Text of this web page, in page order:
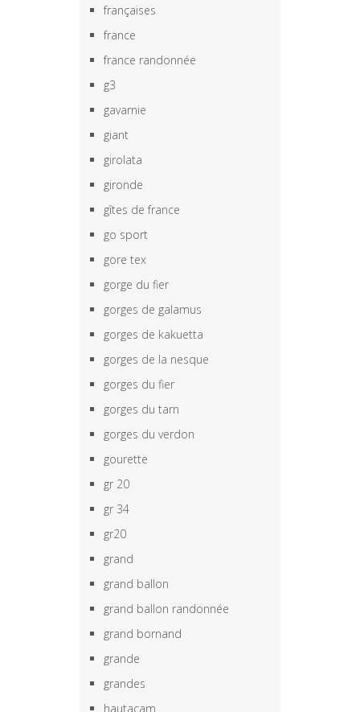
françaises
france
france randonnée
g3
gavarnie
giant
girolata
gironde
gîtes de france
go sport
gore tex
gorge du fier
gorges de galamus
gorges de kakuetta
gorges de la nesque
gorges du fier
gorges du tarn
gorges du verdon
gourette
gr 20
gr 34
gr20
grand
grand ballon
grand ballon randonnée
grand bornand
grande
grandes
hautacam